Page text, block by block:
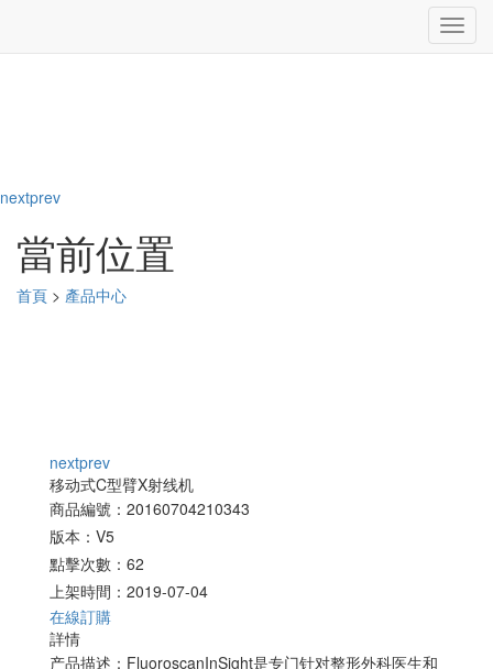
nextprev
當前位置
首頁 > 產品中心
nextprev
移动式C型臂X射线机
商品編號：20160704210343
版本：V5
點擊次數：62
上架時間：2019-07-04
在線訂購
詳情
产品描述：FluoroscanInSight是专门针对整形外科医生和